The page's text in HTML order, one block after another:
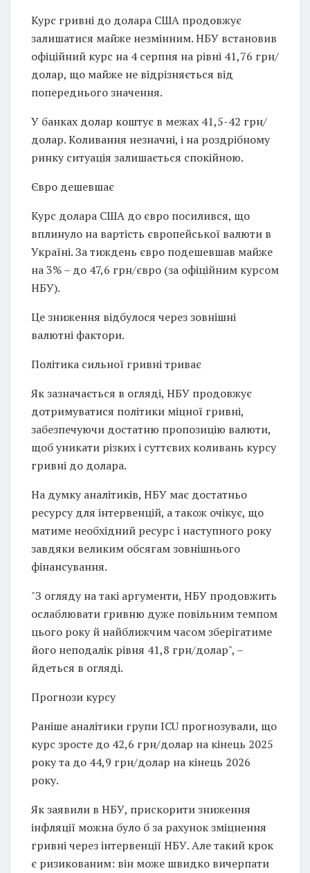
Курс гривні до долара США продовжує
залишатися майже незмінним. НБУ встановив
офіційний курс на 4 серпня на рівні 41,76 грн/
долар, що майже не відрізняється від
попереднього значення.
У банках долар коштує в межах 41,5-42 грн/
долар. Коливання незначні, і на роздрібному
ринку ситуація залишається спокійною.
Євро дешевшає
Курс долара США до євро посилився, що
вплинуло на вартість європейської валюти в
Україні. За тиждень євро подешевшав майже
на 3% – до 47,6 грн/євро (за офіційним курсом
НБУ).
Це зниження відбулося через зовнішні
валютні фактори.
Політика сильної гривні триває
Як зазначається в огляді, НБУ продовжує
дотримуватися політики міцної гривні,
забезпечуючи достатню пропозицію валюти,
щоб уникати різких і суттєвих коливань курсу
гривні до долара.
На думку аналітиків, НБУ має достатньо
ресурсу для інтервенцій, а також очікує, що
матиме необхідний ресурс і наступного року
завдяки великим обсягам зовнішнього
фінансування.
"З огляду на такі аргументи, НБУ продовжить
ослаблювати гривню дуже повільним темпом
цього року й найближчим часом зберігатиме
його неподалік рівня 41,8 грн/долар", –
йдеться в огляді.
Прогнози курсу
Раніше аналітики групи ICU прогнозували, що
курс зросте до 42,6 грн/долар на кінець 2025
року та до 44,9 грн/долар на кінець 2026
року.
Як заявили в НБУ, прискорити зниження
інфляції можна було б за рахунок зміцнення
гривні через інтервенції НБУ. Але такий крок
є ризикованим: він може швидко вичерпати